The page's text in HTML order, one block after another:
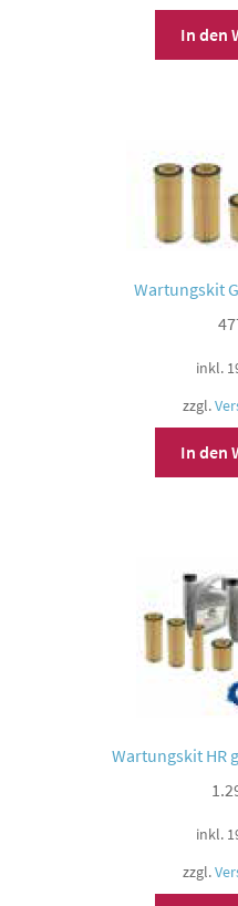
In den
Wartungskit
inkl.
zzgl.
In den
Wartungskit HR
inkl.
zzgl.